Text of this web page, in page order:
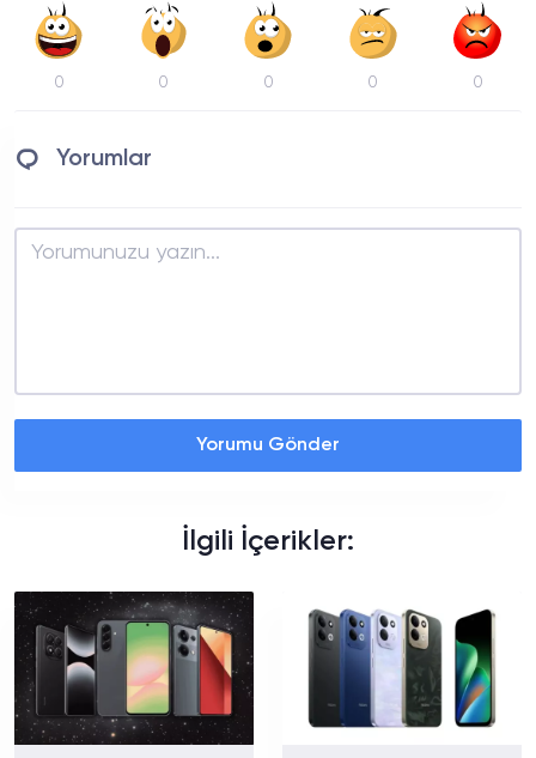
0 0 0 0 0
Yorumlar
Yorumu Gönder
İlgili İçerikler: